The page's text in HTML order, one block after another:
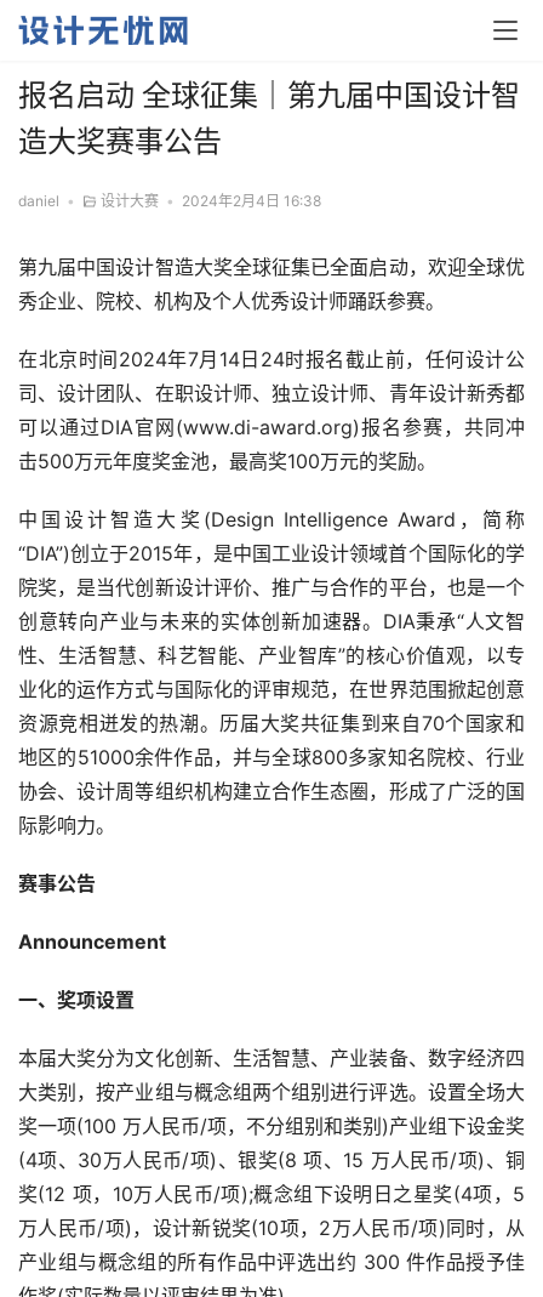
报名启动 全球征集｜第九届中国设计智
造大奖赛事公告
daniel • 设计大赛 • 2024年2月4日 16:38
第九届中国设计智造大奖全球征集已全面启动，欢迎全球优
秀企业、院校、机构及个人优秀设计师踊跃参赛。
在北京时间2024年7月14日24时报名截止前，任何设计公
司、设计团队、在职设计师、独立设计师、青年设计新秀都
可以通过DIA官网(www.di-award.org)报名参赛，共同冲
击500万元年度奖金池，最高奖100万元的奖励。
中国设计智造大奖(Design Intelligence Award，简称
“DIA”)创立于2015年，是中国工业设计领域首个国际化的学
院奖，是当代创新设计评价、推广与合作的平台，也是一个
创意转向产业与未来的实体创新加速器。DIA秉承“人文智
性、生活智慧、科艺智能、产业智库”的核心价值观，以专
业化的运作方式与国际化的评审规范，在世界范围掀起创意
资源竞相迸发的热潮。历届大奖共征集到来自70个国家和
地区的51000余件作品，并与全球800多家知名院校、行业
协会、设计周等组织机构建立合作生态圈，形成了广泛的国
际影响力。
赛事公告
Announcement
一、奖项设置
本届大奖分为文化创新、生活智慧、产业装备、数字经济四
大类别，按产业组与概念组两个组别进行评选。设置全场大
奖一项(100 万人民币/项，不分组别和类别)产业组下设金奖
(4项、30万人民币/项)、银奖(8 项、15 万人民币/项)、铜
奖(12 项，10万人民币/项);概念组下设明日之星奖(4项，5
万人民币/项)，设计新锐奖(10项，2万人民币/项)同时，从
产业组与概念组的所有作品中评选出约 300 件作品授予佳